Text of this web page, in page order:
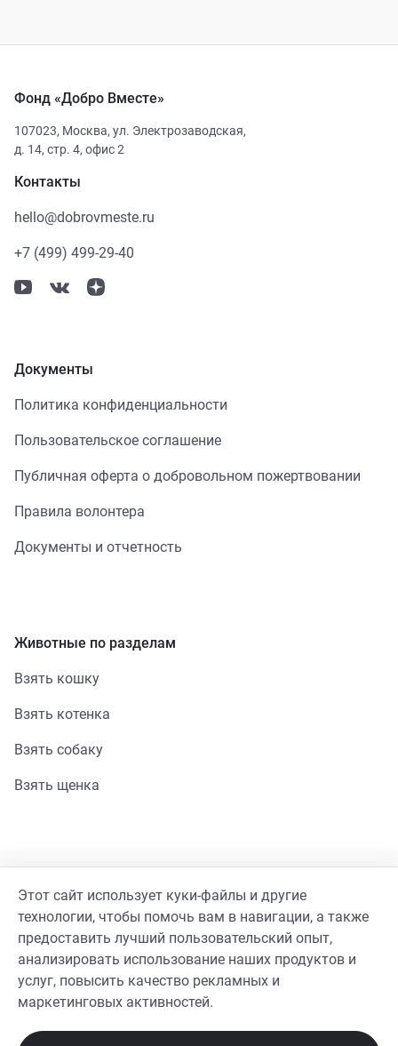
Фонд «Добро Вместе»
107023, Москва, ул. Электрозаводская,
д. 14, стр. 4, офис 2
Контакты
hello@dobrovmeste.ru
+7 (499) 499-29-40
Документы
Политика конфиденциальности
Пользовательское соглашение
Публичная оферта о добровольном пожертвовании
Правила волонтера
Документы и отчетность
Животные по разделам
Взять кошку
Взять котенка
Взять собаку
Взять щенка
Стать волонтером
Гайд волонтера
Реквизиты фонда
Этот сайт использует куки-файлы и другие
технологии, чтобы помочь вам в навигации, а также
предоставить лучший пользовательский опыт,
анализировать использование наших продуктов и
услуг, повысить качество рекламных и
маркетинговых активностей.